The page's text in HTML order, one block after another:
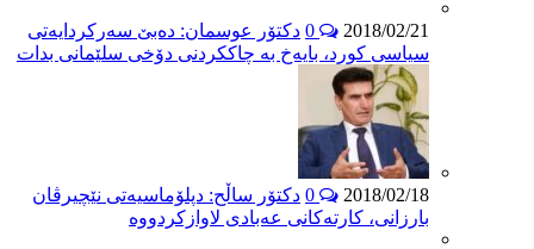
2018/02/21
دکتۆر عوسمان: دەبێ سەرکردایەتی
سیاسی کورد، بایەخ بە چاککردنی دۆخی سلێمانی بدات
2018/02/18
دکتۆر ساڵح: دپلۆماسیەتی نێچیرڤان
بارزانی، کارتەکانی عەبادی لاوازکردووە